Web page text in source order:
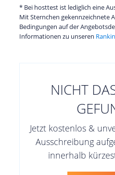
* Bei hosttest ist lediglich eine
Mit Sternchen gekennzeichnete
Bedingungen auf der
Informationen zu unseren
NICHT
Jetzt kostenlos &
Ausschreibung
innerhalb